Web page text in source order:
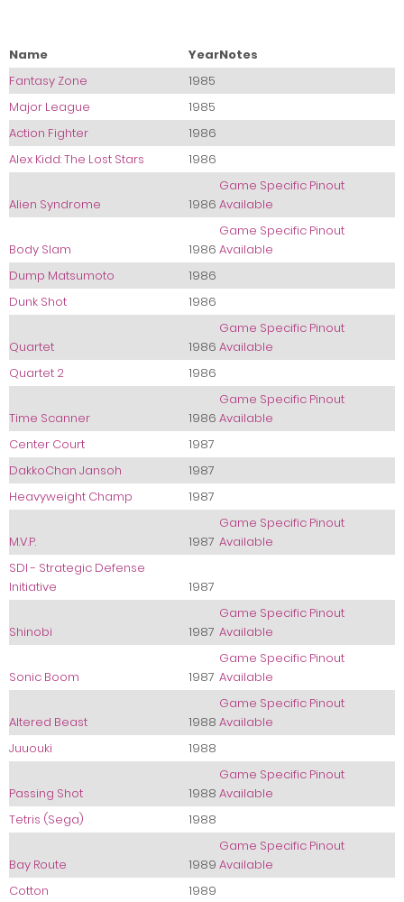
Name YearNotes
Fantasy Zone
1985
Major League
1985
Action Fighter
1986
Alex Kidd: The Lost Stars
1986
Alien Syndrome 1986
Game Specific Pinout
Available
Body Slam 1986
Game Specific Pinout
Available
Dump Matsumoto
1986
Dunk Shot
1986
Quartet 1986
Game Specific Pinout
Available
Quartet 2
1986
Time Scanner 1986
Game Specific Pinout
Available
Center Court
1987
DakkoChan Jansoh
1987
Heavyweight Champ
1987
M.V.P. 1987
Game Specific Pinout
Available
SDI - Strategic Defense
Initiative
1987
Shinobi 1987
Game Specific Pinout
Available
Sonic Boom 1987
Game Specific Pinout
Available
Altered Beast 1988
Game Specific Pinout
Available
Juuouki
1988
Passing Shot 1988
Game Specific Pinout
Available
Tetris (Sega)
1988
Bay Route 1989
Game Specific Pinout
Available
Cotton
1989